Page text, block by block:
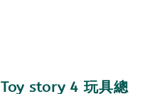
Toy story 4 玩具總